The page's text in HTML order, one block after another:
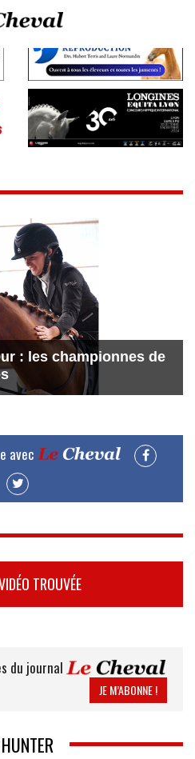
: les championnes de
avec
TROUVÉE
du journal
JE M’ABONNE !